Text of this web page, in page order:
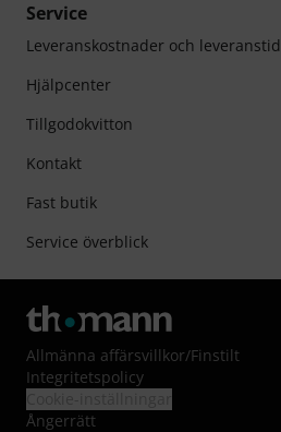
Service
Leveranskostnader och leveranstid
Hjälpcenter
Tillgodokvitton
Kontakt
Fast butik
Service överblick
Allmänna affärsvillkor/Finstilt
Integritetspolicy
Ångerrätt